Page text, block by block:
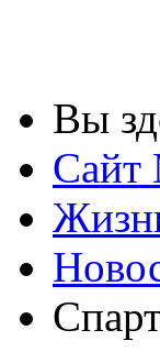
Вы